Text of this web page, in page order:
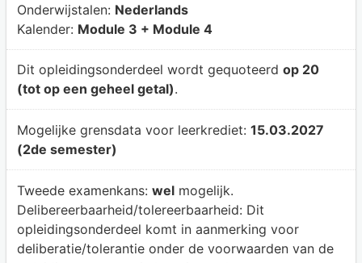
Onderwijstalen: Nederlands
Kalender: Module 3 + Module 4
Dit opleidingsonderdeel wordt gequoteerd op 20
(tot op een geheel getal).
Mogelijke grensdata voor leerkrediet: 15.03.2027
(2de semester)
Tweede examenkans: welmogelijk.
Delibereerbaarheid/tolereerbaarheid: Dit
opleidingsonderdeel komt in aanmerking voor
deliberatie/tolerantie onder de voorwaarden van de